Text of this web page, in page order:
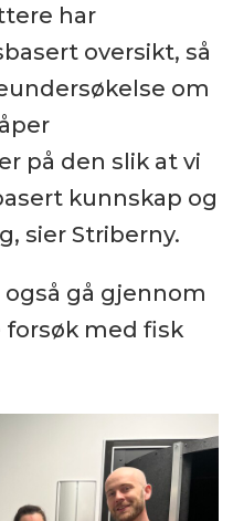
har
oversikt, så
om
på den slik at vi
kunnskap og
sier Striberny.
gå gjennom
med fisk